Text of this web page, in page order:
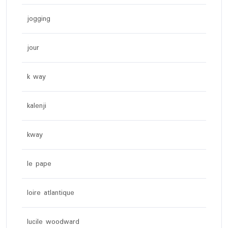
jogging
jour
k way
kalenji
kway
le pape
loire atlantique
lucile woodward